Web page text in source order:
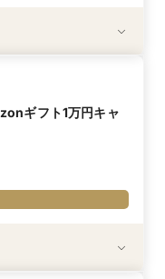
装花など、最大70万円
ィング経由で会場の見
ただいた場合にのみ適
ギフト1万円キャ